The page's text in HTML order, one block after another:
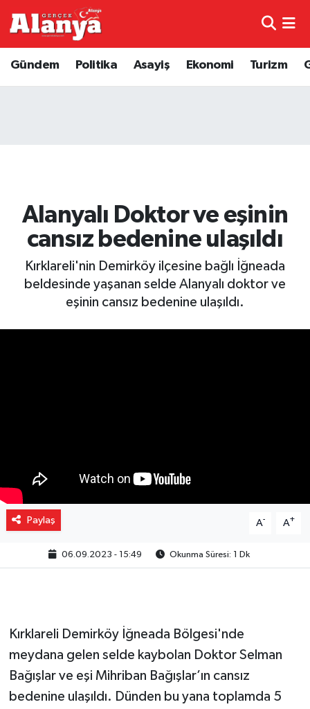
Gündem Politika Asayiş Ekonomi Turizm
Alanyalı Doktor ve eşinin
cansız bedenine ulaşıldı
Kırklareli'nin Demirköy ilçesine bağlı İğneada
beldesinde yaşanan selde Alanyalı doktor ve
eşinin cansız bedenine ulaşıldı.
Paylaş A- A+
06.09.2023 - 15:49 Okunma Süresi: 1 Dk
Kırklareli Demirköy İğneada Bölgesi'nde
meydana gelen selde kaybolan Doktor Selman
Bağışlar ve eşi Mihriban Bağışlar’ın cansız
bedenine ulaşıldı. Dünden bu yana toplamda 5
Genel
Dünya
Ekonomi
Spor
Turizm
Trafik Durumu
Haber Arşivi